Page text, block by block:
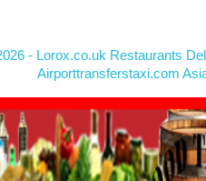
- Lorox.co.uk Restaurants
Airporttransferstaxi.com